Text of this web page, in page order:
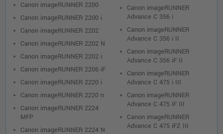
Canon imageRUNNER 2200
Canon imageRUNNER 2200 i
Canon imageRUNNER 2202
Canon imageRUNNER 2202 N
Canon imageRUNNER 2202 i
Canon imageRUNNER 2206 iF
Canon imageRUNNER 2220 i
Canon imageRUNNER 2220 n
Canon imageRUNNER 2224
MFP
Canon imageRUNNER 2224 N
Canon imageRUNNER
Advance C 356 i
Canon imageRUNNER
Advance C 356 i II
Canon imageRUNNER
Advance C 356 iF II
Canon imageRUNNER
Advance C 475 i III
Canon imageRUNNER
Advance C 475 iF III
Canon imageRUNNER
Advance C 475 iFZ III